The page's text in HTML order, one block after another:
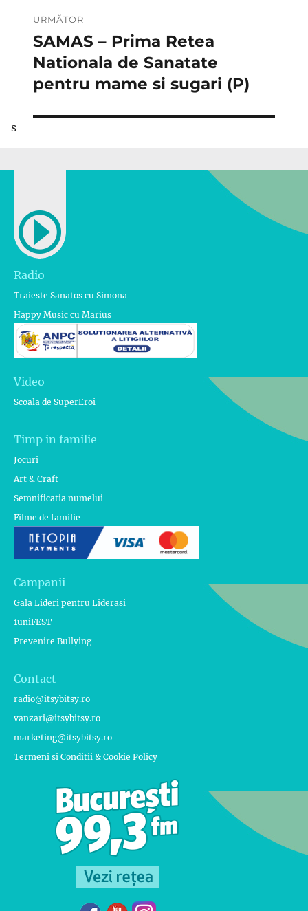
URMĂTOR
Articolul
următor:
SAMAS – Prima Retea
Nationala de Sanatate
pentru mame si sugari (P)
s
Radio
Traieste Sanatos cu Simona
Happy Music cu Marius
Video
Scoala de SuperEroi
Timp in familie
Jocuri
Art & Craft
Semnificatia numelui
Filme de familie
Campanii
Gala Lideri pentru Liderasi
1uniFEST
Prevenire Bullying
Contact
radio@itsybitsy.ro
vanzari@itsybitsy.ro
marketing@itsybitsy.ro
Termeni si Conditii & Cookie Policy